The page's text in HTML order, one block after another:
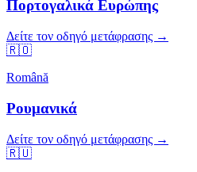
Πορτογαλικά Ευρώπης
Δείτε τον οδηγό μετάφρασης →
🇷🇴
Română
Ρουμανικά
Δείτε τον οδηγό μετάφρασης →
🇷🇺